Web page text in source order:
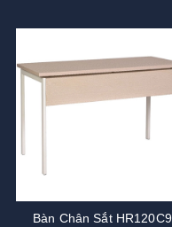
Bàn Chân Sắt HR120C9